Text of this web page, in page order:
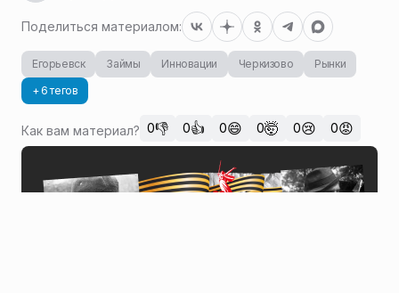
Поделиться материалом:
Егорьевск Займы Инновации Черкизово
Рынки
+ 6 тегов
Как вам материал? 0👎 0👍 0😄 0🤯 0😢 0😡